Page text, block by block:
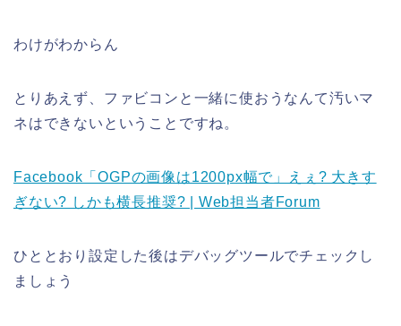
わけがわからん
とりあえず、ファビコンと一緒に使おうなんて汚いマ
ネはできないということですね。
Facebook「OGPの画像は1200px幅で」えぇ? 大きす
ぎない? しかも横長推奨? | Web担当者Forum
ひととおり設定した後はデバッグツールでチェックし
ましょう